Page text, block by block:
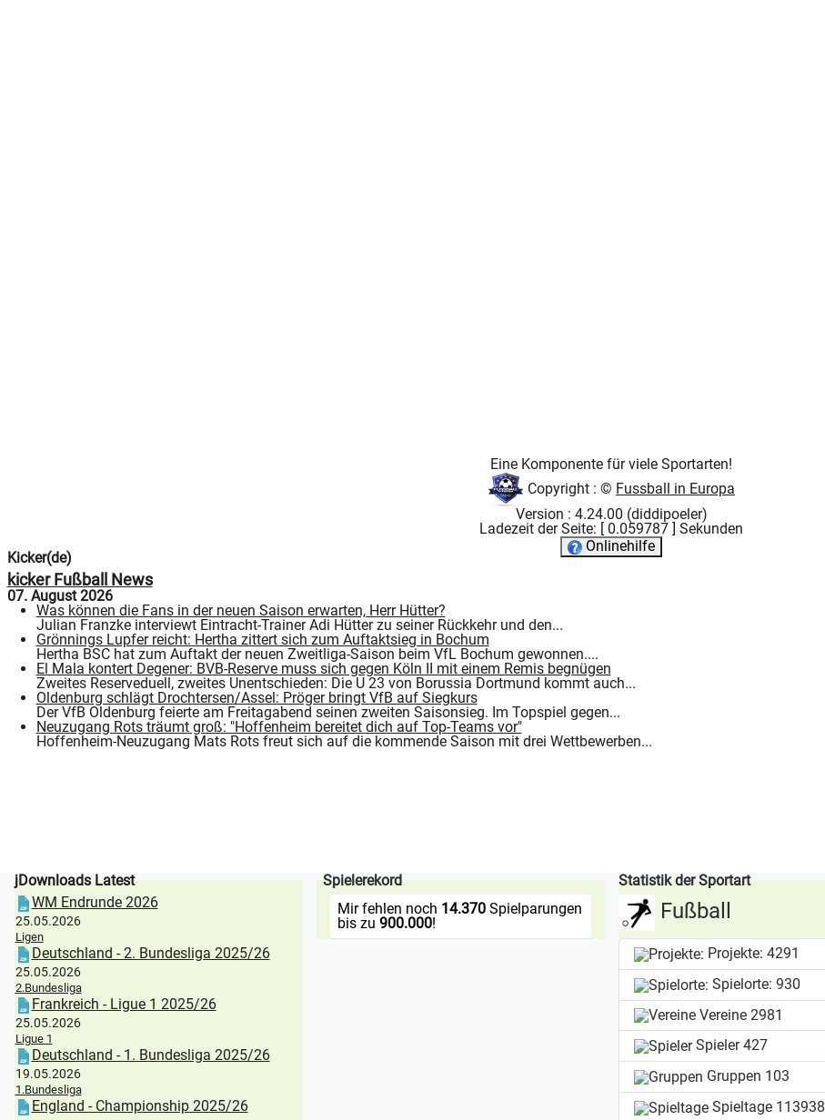
Eine Komponente für viele Sportarten!
Copyright : © Fussball in Europa
Version : 4.24.00 (diddipoeler)
Ladezeit der Seite: [ 0.059787 ] Sekunden
Onlinehilfe
Kicker(de)
kicker Fußball News
07. August 2026
Was können die Fans in der neuen Saison erwarten, Herr Hütter?
Julian Franzke interviewt Eintracht-Trainer Adi Hütter zu seiner Rückkehr und den...
Grönnings Lupfer reicht: Hertha zittert sich zum Auftaktsieg in Bochum
Hertha BSC hat zum Auftakt der neuen Zweitliga-Saison beim VfL Bochum gewonnen....
El Mala kontert Degener: BVB-Reserve muss sich gegen Köln II mit einem Remis begnügen
Zweites Reserveduell, zweites Unentschieden: Die U 23 von Borussia Dortmund kommt auch...
Oldenburg schlägt Drochtersen/Assel: Pröger bringt VfB auf Siegkurs
Der VfB Oldenburg feierte am Freitagabend seinen zweiten Saisonsieg. Im Topspiel gegen...
Neuzugang Rots träumt groß: "Hoffenheim bereitet dich auf Top-Teams vor"
Hoffenheim-Neuzugang Mats Rots freut sich auf die kommende Saison mit drei Wettbewerben...
jDownloads Latest
WM Endrunde 2026
25.05.2026
Ligen
Deutschland - 2. Bundesliga 2025/26
25.05.2026
2.Bundesliga
Frankreich - Ligue 1 2025/26
25.05.2026
Ligue 1
Deutschland - 1. Bundesliga 2025/26
19.05.2026
1.Bundesliga
England - Championship 2025/26
Spielerekord
Mir fehlen noch 14.370Spielparungen
bis zu 900.000!
Statistik der Sportart
Fußball
Projekte: 4291
Spielorte: 930
Vereine 2981
Spieler427
Gruppen 103
Spieltage 113938